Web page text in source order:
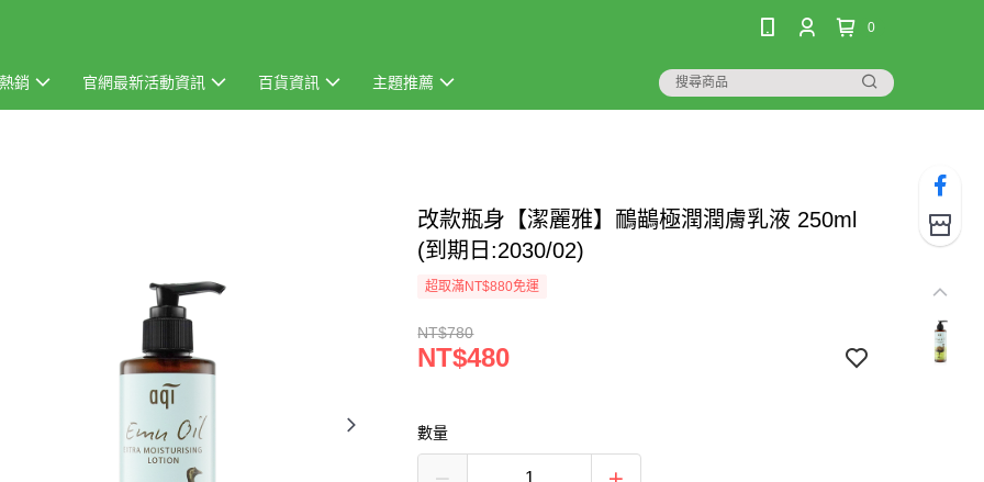
0
銷 官網最新活動資訊 百貨資訊 主題推薦
改款瓶身【潔麗雅】鴯鶓極潤潤膚乳液 250ml
(到期日:2030/02)
超取滿NT$880免運
NT$780
NT$480
數量